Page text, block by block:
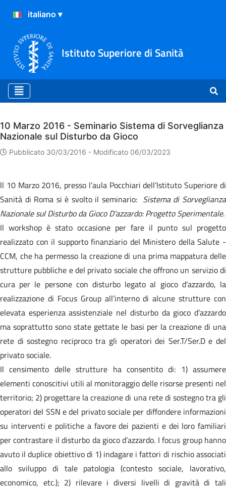
Istituto Superiore di Sanità
Archivio
10 Marzo 2016 - Seminario Sistema di Sorveglianza
Nazionale sul Disturbo da Gioco
Pubblicato 30/03/2016 - Modificato 06/03/2023
ll 10 Marzo 2016, presso l’aula Pocchiari dell’Istituto Superiore di
Sanità di Roma si è svolto il seminario: Sistema di Sorveglianza
Nazionale sul Disturbo da Gioco D’azzardo: Progetto Sperimentale.
Il workshop è stato occasione per fare il punto sul progetto
realizzato con il supporto finanziario del Ministero della Salute -
CCM, che ha permesso la creazione di una prima mappatura delle
strutture pubbliche e del privato sociale che offrono un servizio di
cura per le persone con disturbo legato al gioco d’azzardo, la
realizzazione di Focus Group all’interno di alcune strutture con
elevata esperienza assistenziale nel disturbo da gioco d’azzardo
ma soprattutto sono state gettate le basi per la creazione di una
rete di sostegno reciproco tra gli operatori dei Ser.T/Ser.D e del
privato sociale.
Il censimento delle strutture ha consentito di: 1) assumere
elementi conoscitivi utili al monitoraggio delle risorse presenti nel
territorio; 2) progettare la creazione di una rete di sostegno tra gli
operatori del SSN e del privato sociale per diffondere informazioni
su interventi e politiche a favore dei pazienti e dei loro familiari
per contrastare il disturbo da gioco d’azzardo. I focus group hanno
avuto il duplice obiettivo di 1) indagare i fattori di rischio associati
allo sviluppo di tale patologia (contesto sociale, lavorativo,
economico, etc.); 2) rilevare i diversi livelli di gravità di tali